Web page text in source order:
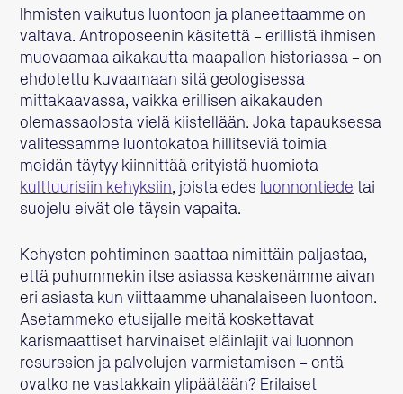
Ihmisten vaikutus luontoon ja planeettaamme on
valtava. Antroposeenin käsitettä – erillistä ihmisen
muovaamaa aikakautta maapallon historiassa – on
ehdotettu kuvaamaan sitä geologisessa
mittakaavassa, vaikka erillisen aikakauden
olemassaolosta vielä kiistellään. Joka tapauksessa
valitessamme luontokatoa hillitseviä toimia
meidän täytyy kiinnittää erityistä huomiota
kulttuurisiin kehyksiin, joista edes luonnontiede tai
suojelu eivät ole täysin vapaita.
Kehysten pohtiminen saattaa nimittäin paljastaa,
että puhummekin itse asiassa keskenämme aivan
eri asiasta kun viittaamme uhanalaiseen luontoon.
Asetammeko etusijalle meitä koskettavat
karismaattiset harvinaiset eläinlajit vai luonnon
resurssien ja palvelujen varmistamisen – entä
ovatko ne vastakkain ylipäätään? Erilaiset